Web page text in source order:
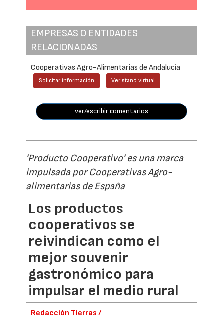
EMPRESAS O ENTIDADES
RELACIONADAS
Cooperativas Agro-Alimentarias de Andalucía
Solicitar información Ver stand virtual
ver/escribir comentarios
'Producto Cooperativo' es una marca
impulsada por Cooperativas Agro-
alimentarias de España
Los productos
cooperativos se
reivindican como el
mejor souvenir
gastronómico para
impulsar el medio rural
Redacción Tierras /